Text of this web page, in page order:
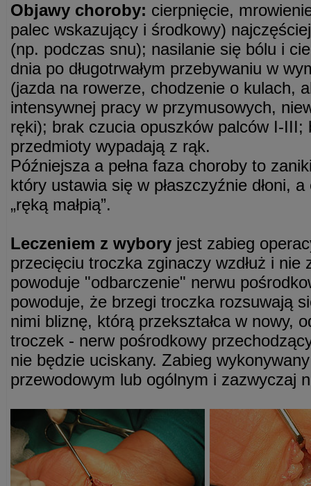
Objawy choroby: cierpnięcie,
palec wskazujący i środkowy)
(np. podczas snu); nasilanie się bólu i
dnia po długotrwałym przebywaniu w
(jazda na rowerze, chodzenie o kulach,
intensywnej pracy w przymusowych,
ręki); brak czucia opuszków palców I-III;
przedmioty wypadają z rąk.
Późniejsza a pełna faza choroby to
który ustawia się w płaszczyźnie dłoni,
„ręką małpią”.
Leczeniem z wybory jest zabieg
przecięciu troczka zginaczy wzdłuż i nie
powoduje "odbarczenie" nerwu
powoduje, że brzegi troczka rozsuwają
nimi bliznę, którą przekształca w nowy,
troczek - nerw pośrodkowy
nie będzie uciskany. Zabieg
przewodowym lub ogólnym i zazwyczaj